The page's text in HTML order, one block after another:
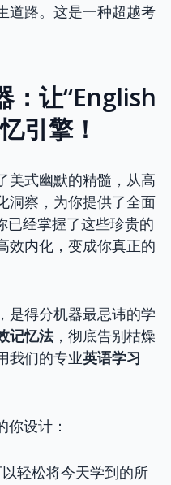
道路。这是一种超越考
：让“English
引擎！
美式幽默的精髓，从高
洞察，为你提供了全面
已经掌握了这些珍贵的
效内化，变成你真正的
是得分机器最忌讳的学
记忆法，彻底告别枯燥
我们的专业英语学习
你设计：
轻松将今天学到的所